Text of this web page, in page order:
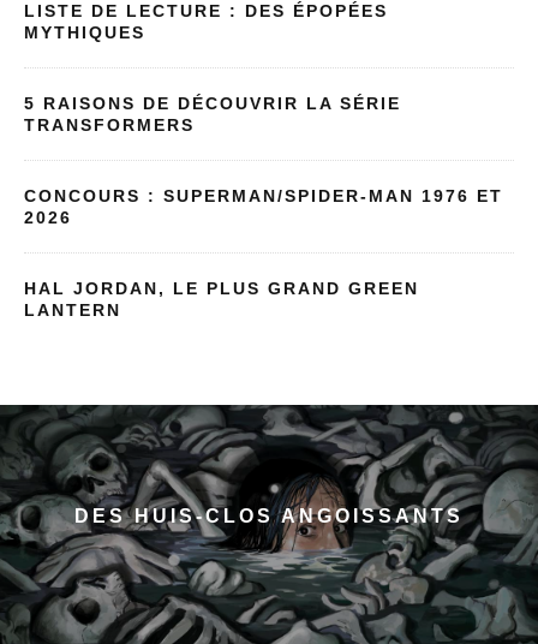
LISTE DE LECTURE : DES ÉPOPÉES
MYTHIQUES
5 RAISONS DE DÉCOUVRIR LA SÉRIE
TRANSFORMERS
CONCOURS : SUPERMAN/SPIDER-MAN 1976 ET
2026
HAL JORDAN, LE PLUS GRAND GREEN
LANTERN
DES HUIS-CLOS ANGOISSANTS